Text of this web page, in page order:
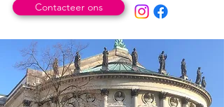
Contacteer ons